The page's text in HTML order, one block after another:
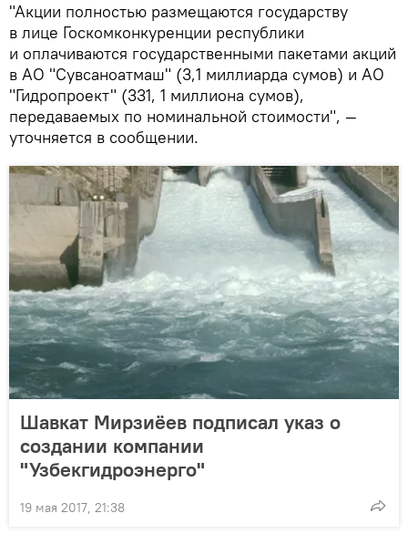
"Акции полностью размещаются государству
в лице Госкомконкуренции республики
и оплачиваются государственными пакетами акций
в АО "Сувсаноатмаш" (3,1 миллиарда сумов) и АО
"Гидропроект" (331, 1 миллиона сумов),
передаваемых по номинальной стоимости", —
уточняется в сообщении.
Шавкат Мирзиёев подписал указ о
создании компании
"Узбекгидроэнерго"
19 мая 2017, 21:38